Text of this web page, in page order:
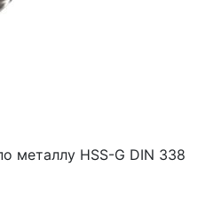
металлу HSS-G DIN 338